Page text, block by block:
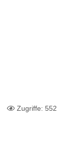
Zugriffe: 552